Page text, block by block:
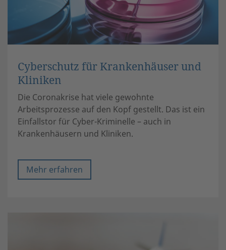
Cyberschutz für Krankenhäuser und
Kliniken
Die Coronakrise hat viele gewohnte
Arbeitsprozesse auf den Kopf gestellt. Das ist ein
Einfallstor für Cyber-Kriminelle – auch in
Krankenhäusern und Kliniken.
Mehr erfahren